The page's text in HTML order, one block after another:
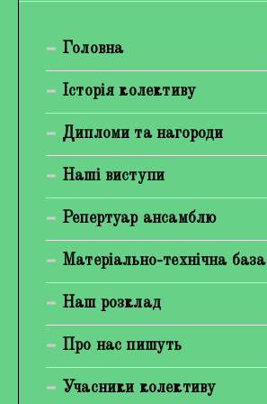
Гірієнко Ірина Михайлівна
Галерея
Відеогалерея
Фотогалерея
Головна
Історія колективу
Дипломи та нагороди
Наші виступи
Репертуар ансамблю
Матеріально-технічна база
Наш розклад
Про нас пишуть
Учасники колективу